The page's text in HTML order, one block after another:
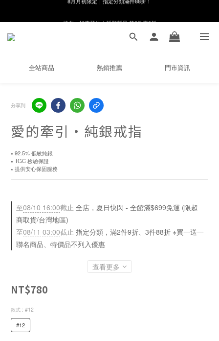
🌸新會員限定🌸註冊送$100購物金
全站商品 熱銷推薦 門市資訊
分享到
愛的牽引・純銀戒指
⭑ 92.5% 低敏純銀
⭑ TGC 檢驗保證
⭑ 提供安心保固服務
至08/10 16:00截止 全店，夏日快閃 - 全館滿$699免運 (限超
商取貨/台灣地區)
至08/11 03:00截止 指定分類，滿2件9折、3件88折 ※買一送一
聯名商品、特價品不列入優惠
查看更多
NT$780
款式 : #12
#12